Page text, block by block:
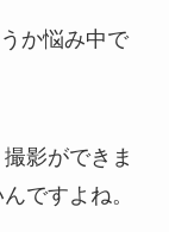
か悩み中で
影ができま
ですよね。